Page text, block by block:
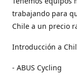
trabajando para
Chile a un precio
Introducción a
- ABUS Cycling